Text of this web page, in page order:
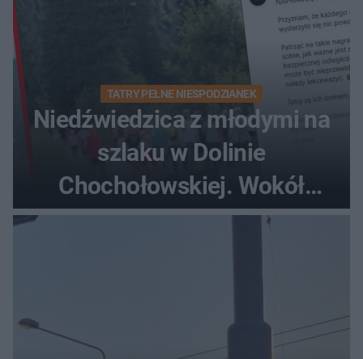
TATRY PEŁNE NIESPODZIANEK
Niedźwiedzica z młodymi na
szlaku w Dolinie
Chochołowskiej. Wokół